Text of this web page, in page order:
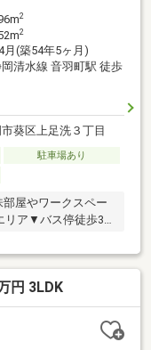
2
2
月(築54年5ヶ月)
清水線 音羽町駅 徒歩
葵区上足洗３丁目
駐車場あり
屋やワークスペー
ア▼バス停徒歩3分
円 3LDK